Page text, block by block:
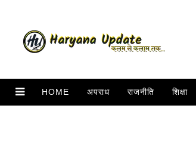
HOME अपराध राजनीति शिक्षा